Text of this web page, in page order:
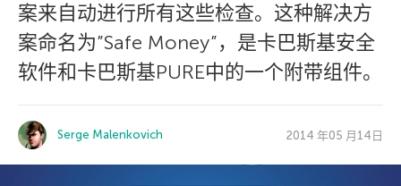
案来自动进行所有这些检查。这种解决方
案命名为”Safe Money”，是卡巴斯基安全
软件和卡巴斯基PURE中的一个附带组件。
Serge Malenkovich 2014 年05 月14日